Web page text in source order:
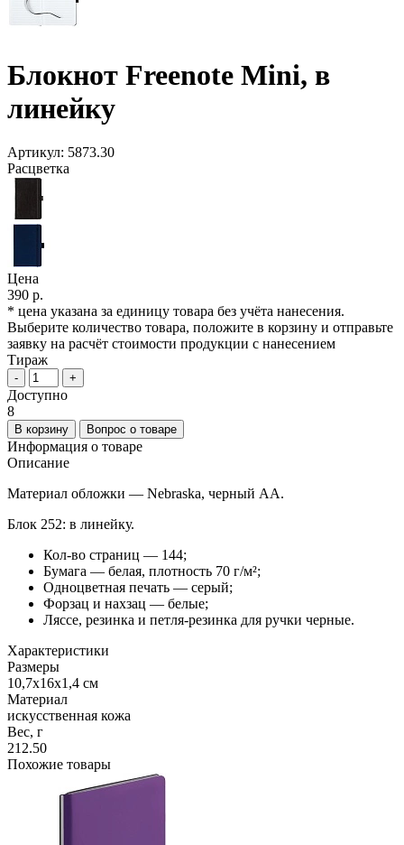
Блокнот Freenote Mini, в
линейку
Артикул: 5873.30
Расцветка
Цена
390 р.
* цена указана за единицу товара без учёта нанесения.
Выберите количество товара, положите в корзину и отправьте
заявку на расчёт стоимости продукции с нанесением
Тираж
- +
Доступно
8
В корзину Вопрос о товаре
Информация о товаре
Описание
Материал обложки — Nebraska, черный AA.
Блок 252: в линейку.
Кол-во страниц — 144;
Бумага — белая, плотность 70 г/м²;
Одноцветная печать — серый;
Форзац и нахзац — белые;
Ляссе, резинка и петля-резинка для ручки черные.
Характеристики
Размеры
10,7х16х1,4 см
Материал
искусственная кожа
Вес, г
212.50
Похожие товары